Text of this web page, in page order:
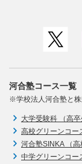
河合塾コース一覧
※学校法人河合塾と株
大学受験科 （高卒
高校グリーンコー
河合塾SINKA （高
中学グリーンコー